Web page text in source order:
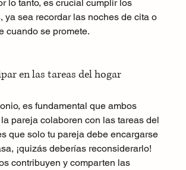
lo tanto, es crucial cumplir los
ya sea recordar las noches de cita o
cuando se promete.
en las tareas del hogar
es fundamental que ambos
pareja colaboren con las tareas del
que solo tu pareja debe encargarse
¡quizás deberías reconsiderarlo!
contribuyen y comparten las